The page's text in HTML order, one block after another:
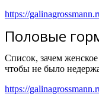
https://
Половые
Список, зачем
чтобы не было
https://